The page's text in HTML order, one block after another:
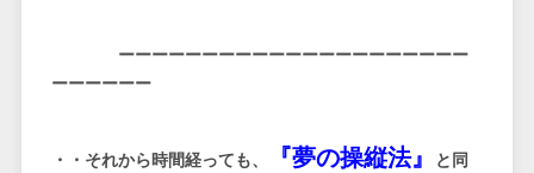
ーーーーーーーーーーーーーーーーーーーーー
ーーーーーー
・・それから時間経っても、 『夢の操縦法』
と同